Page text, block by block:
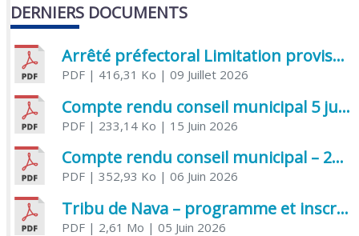
DERNIERS DOCUMENTS
Arrêté préfectoral Limitation provisoire des usages de l’eau
PDF| 416,31 Ko | 09 Juillet 2026
Compte rendu conseil municipal 5 juin 2026 sénatoriale
PDF| 233,14 Ko | 15 Juin 2026
Compte rendu conseil municipal – 21 avril 2026
PDF| 352,93 Ko | 06 Juin 2026
Tribu de Nava – programme et inscriptions été 2026
PDF| 2,61 Mo | 05 Juin 2026